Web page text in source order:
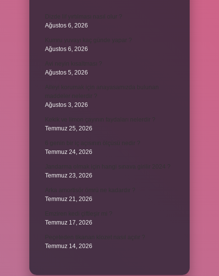
Ağustos 6, 2026
Kumru yuvayı kaç günde yapar ?
Ağustos 6, 2026
Ağustos 5, 2026
Ağustos 3, 2026
Temmuz 25, 2026
Temmuz 24, 2026
Temmuz 23, 2026
Temmuz 21, 2026
Temmuz 17, 2026
Temmuz 14, 2026